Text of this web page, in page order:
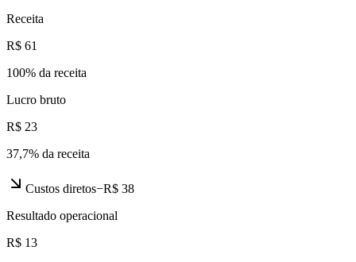
Receita
R$ 61
100% da receita
Lucro bruto
R$ 23
37,7% da receita
Custos diretos−R$ 38
Resultado operacional
R$ 13